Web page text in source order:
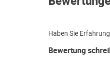
Haben Sie
Bewertung